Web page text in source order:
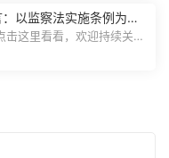
以监察法实施条例为纲
发展
击这里看看，欢迎持续关
览结束，本文...